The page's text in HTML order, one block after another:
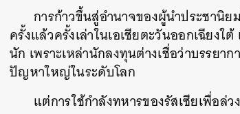
การก้าวขึ้นสู่อำนาจของผู้นำประชานิ
ครั้งแล้วครั้งเล่าในเอเชียตะวันออกเฉียง
นัก เพราะเหล่านักลงทุนต่างเชื่อว่าบรรยา
ปัญหาใหญ่ในระดับโลก
แต่การใช้กำลังทหารของรัสเซียเพื่อล่